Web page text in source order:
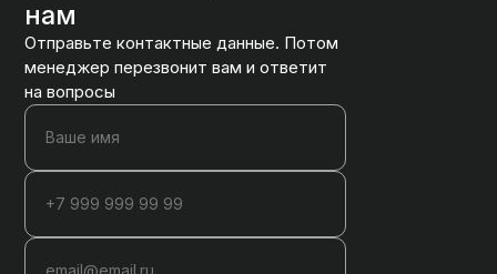
нам
Отправьте контактные данные. Потом
менеджер перезвонит вам и ответит
на вопросы